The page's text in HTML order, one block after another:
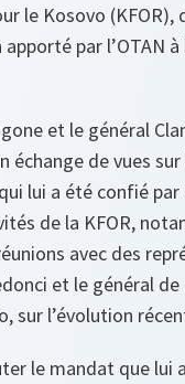
le Kosovo
par l’OTAN
et le général
échange de vues
lui a été confié par
de la KFOR,
avec des
et le général
sur l’évolution
le mandat que